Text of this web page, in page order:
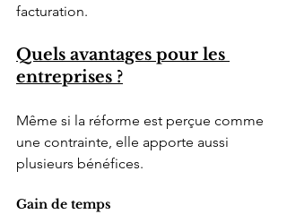
facturation.
Quels avantages pour les
entreprises ?
Même si la réforme est perçue comme
une contrainte, elle apporte aussi
plusieurs bénéfices.
Gain de temps